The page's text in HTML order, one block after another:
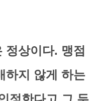
정상이다. 맹점
하지 않게 하는